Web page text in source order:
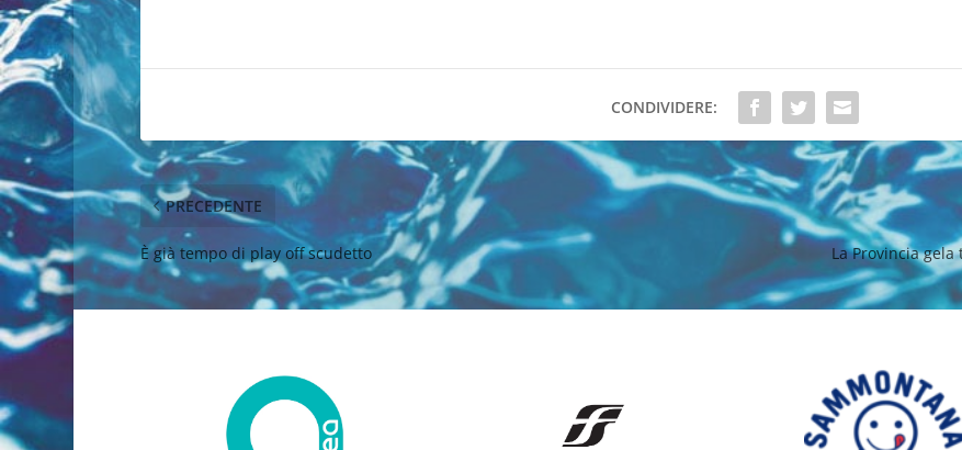
CONDIVIDERE:
PRECEDENTE
È già tempo di play off scudetto
La Provincia